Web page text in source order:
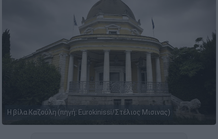
Η βίλα Καζούλη (πηγή: Eurokinissi/Στέλιος Μισινας)